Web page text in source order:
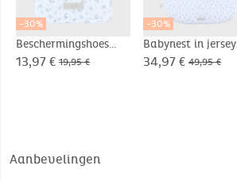
-30%
Beschermingshoes
voor
13,97 € 19,95 €
-30%
Babynest in jersey
met een sherpa
34,97 € 49,95 €
Aanbevelingen